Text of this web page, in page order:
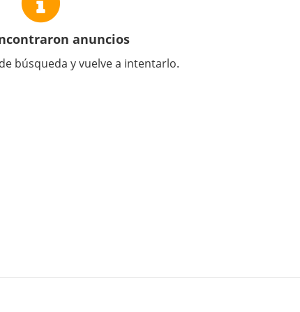
anuncios
búsqueda y vuelve a intentarlo.